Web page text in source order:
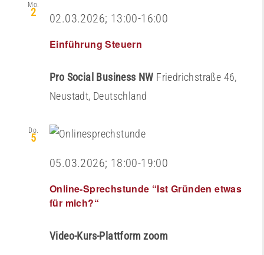
Mo.
2
Einführung Steuern
02.03.2026; 13:00-16:00
Pro Social Business NW Friedrichstraße 46,
Neustadt, Deutschland
Do.
5
Online-Sprechstunde “Ist Gründen etwas
für mich?“
05.03.2026; 18:00-19:00
Video-Kurs-Plattform zoom